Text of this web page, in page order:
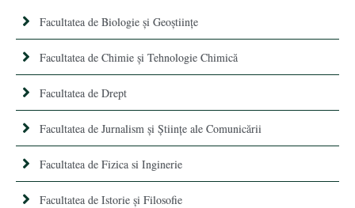
Facultatea de Biologie și Geoștiințe
Facultatea de Chimie şi Tehnologie Chimică
Facultatea de Drept
Facultatea de Jurnalism şi Ştiinţe ale Comunicării
Facultatea de Fizica si Inginerie
Facultatea de Istorie şi Filosofie